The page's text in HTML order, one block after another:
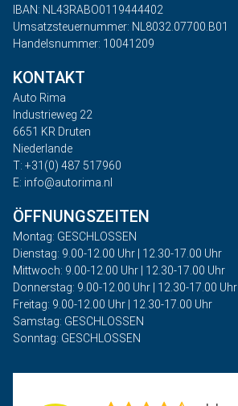
IBAN: NL43RABO0119444402
Umsatzsteuernummer: NL8032.07700.B01
Handelsnummer: 10041209
KONTAKT
Auto Rima
Industrieweg 22
6651 KR Druten
Niederlande
T: +31(0) 487 517960
E: info@autorima.nl
ÖFFNUNGSZEITEN
Montag: GESCHLOSSEN
Dienstag: 9.00-12.00 Uhr | 12.30-17.00 Uhr
Mittwoch: 9.00-12.00 Uhr | 12.30-17.00 Uhr
Donnerstag: 9.00-12.00 Uhr | 12.30-17.00 Uhr
Freitag: 9.00-12.00 Uhr | 12.30-17.00 Uhr
Samstag: GESCHLOSSEN
Sonntag: GESCHLOSSEN